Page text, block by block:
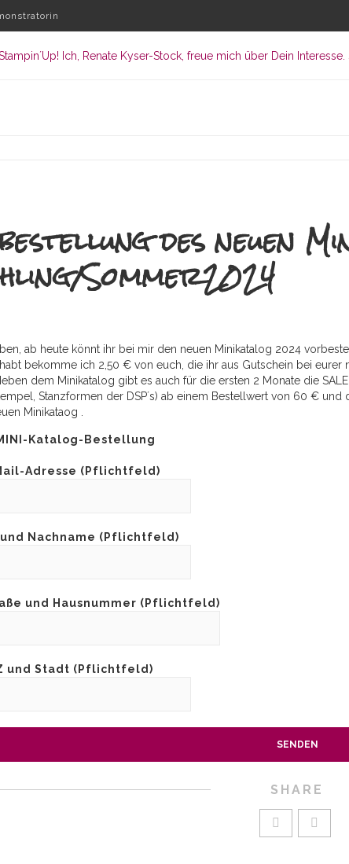
des neuen
Sommer2024
ab heute könnt ihr bei mir den neuen Minikatalog 2024
bekomme ich 2,50 € von euch, die ihr aus Gutschein bei
dem Minikatalog gibt es auch für die ersten 2 Monate die
Stanzformen der DSP´s) ab einem Bestellwert von 60 €
Minikataog .
Katalog-Bestellung
Adresse (Pflichtfeld)
und Nachname (Pflichtfeld)
und Hausnummer (Pflichtfeld)
und Stadt (Pflichtfeld)
SHARE